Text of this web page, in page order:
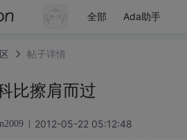
全部 Ada助手
帖子详情
比擦肩而过
2012-05-22 05:12:48